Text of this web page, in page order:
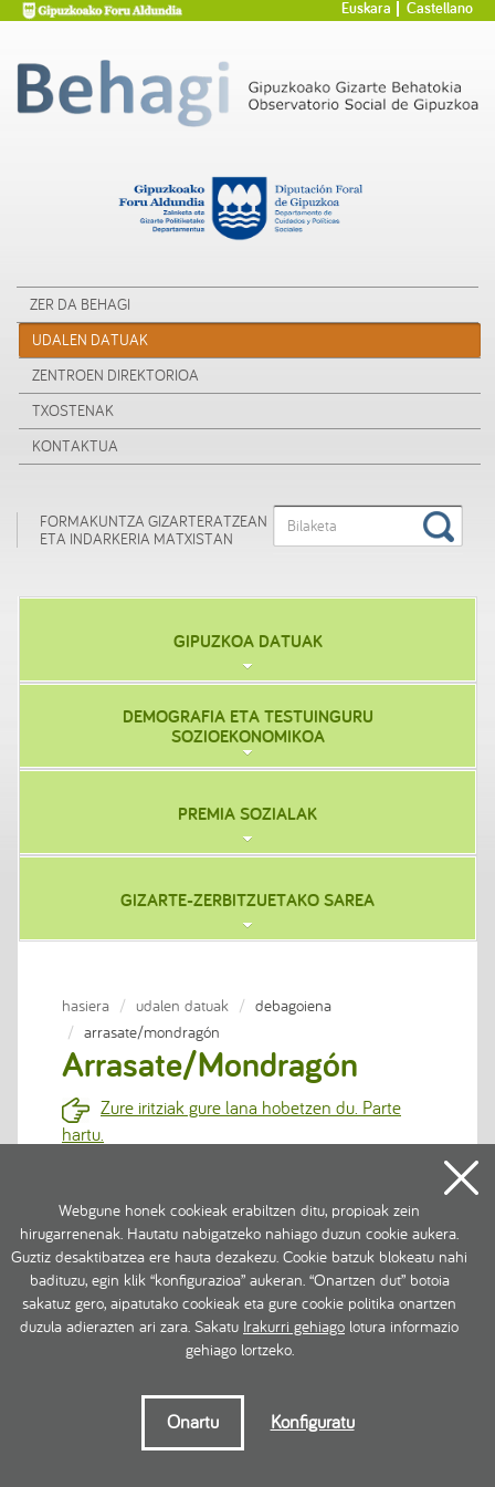
Webgune honek cookieak erabiltzen ditu, propioak zein
hirugarrenenak. Hautatu nabigatzeko nahiago duzun cookie aukera.
Guztiz desaktibatzea ere hauta dezakezu. Cookie batzuk blokeatu nahi
badituzu, egin klik “konfigurazioa” aukeran. “Onartzen dut” botoia
sakatuz gero, aipatutako cookieak eta gure cookie politika onartzen
duzula adierazten ari zara. Sakatu Irakurri gehiago lotura informazio
gehiago lortzeko.
Onartu Konfiguratu
Euskara Castellano
ZER DA BEHAGI
UDALEN DATUAK
ZENTROEN DIREKTORIOA
TXOSTENAK
KONTAKTUA
FORMAKUNTZA GIZARTERATZEAN
ETA INDARKERIA MATXISTAN
GIPUZKOA DATUAK
DEMOGRAFIA ETA TESTUINGURU
SOZIOEKONOMIKOA
PREMIA SOZIALAK
GIZARTE-ZERBITZUETAKO SAREA
hasiera udalen datuak
debagoiena
arrasate/mondragón
Arrasate/Mondragón
Zure iritziak gure lana hobetzen du. Parte
hartu.
EREMU PRIBATUA
Pribazitate politika
Cookien politika